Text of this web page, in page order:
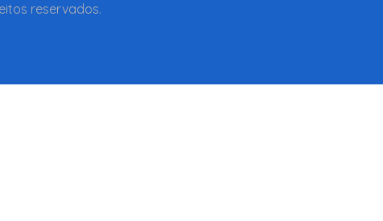
reservados.